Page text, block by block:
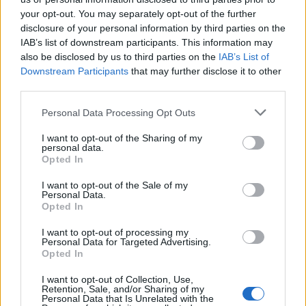
your opt-out. You may separately opt-out of the further
disclosure of your personal information by third parties on the
IAB’s list of downstream participants. This information may
also be disclosed by us to third parties on the IAB’s List of
Downstream Participants that may further disclose it to other
Personal Data Processing Opt Outs
I want to opt-out of the Sharing of my
personal data.
Opted In
I want to opt-out of the Sale of my
Personal Data.
Opted In
I want to opt-out of processing my
Personal Data for Targeted Advertising.
Opted In
I want to opt-out of Collection, Use,
Retention, Sale, and/or Sharing of my
Personal Data that Is Unrelated with the
valore per tutti: agenzie, clienti, persone e partner.
Coltiviamo talenti, investiamo nel benessere delle
persone e promuoviamo un ambiente basato su
collaborazione e creatività sana, convinti che sia, oltre
che una responsabilità, la strada migliore per
Risultati concreti nel tempo
Sebbene formalmente The Next Generation Platform
sia operativa da pochi mesi, sono già diversi gli
singole agenzie che operano al suo interno negli ultimi
anni. Il Gruppo ha infatti conquistato clienti come
Sodalis,Intesa San Paolo,Nintendo,
Chupa Chups
Lactalis, e stretto recentemente collaborazioni con
Maserati,Nestlè,EdgewelleSaugella
, chiudendo il
2024 con un fatturato di 15 milioni di euro, parte